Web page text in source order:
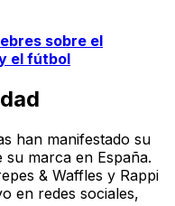
sobre el
el fútbol
han manifestado su
marca en España.
& Waffles y Rappi
en redes sociales,